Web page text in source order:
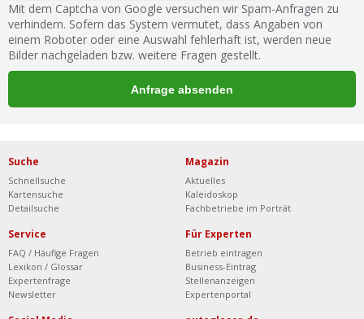
Mit dem Captcha von Google versuchen wir Spam-Anfragen zu
verhindern. Sofern das System vermutet, dass Angaben von
einem Roboter oder eine Auswahl fehlerhaft ist, werden neue
Bilder nachgeladen bzw. weitere Fragen gestellt.
Suche
Schnellsuche
Kartensuche
Detailsuche
Magazin
Aktuelles
Kaleidoskop
Fachbetriebe im Porträt
Service
FAQ / Häufige Fragen
Lexikon / Glossar
Expertenfrage
Newsletter
Für Experten
Betrieb eintragen
Business-Eintrag
Stellenanzeigen
Expertenportal